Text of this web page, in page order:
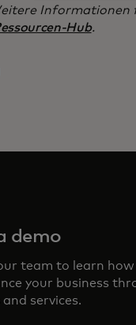
Informationen
Hub.
demo
team to learn
your business
services.